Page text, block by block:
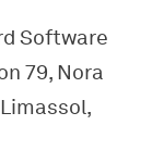
Software
79, Nora